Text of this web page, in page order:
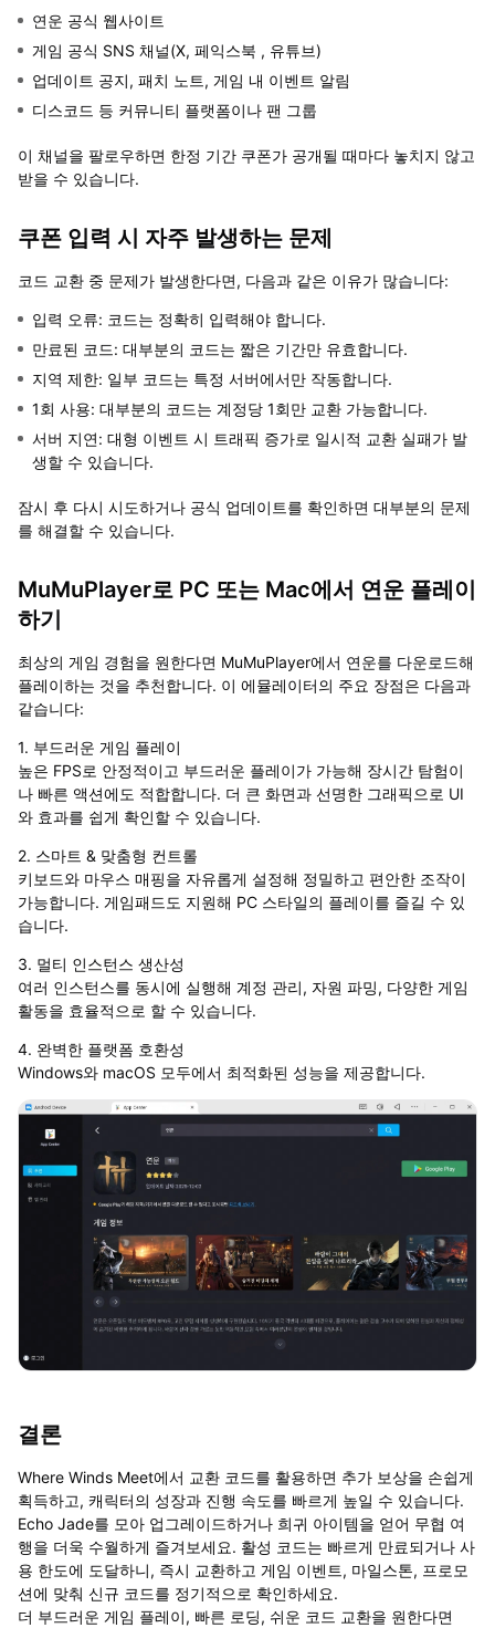
연운 공식 웹사이트
게임 공식 SNS 채널(X, 페익스북 , 유튜브)
업데이트 공지, 패치 노트, 게임 내 이벤트 알림
디스코드 등 커뮤니티 플랫폼이나 팬 그룹
이 채널을 팔로우하면 한정 기간 쿠폰가 공개될 때마다 놓치지 않고
받을 수 있습니다.
쿠폰 입력 시 자주 발생하는 문제
코드 교환 중 문제가 발생한다면, 다음과 같은 이유가 많습니다:
입력 오류: 코드는 정확히 입력해야 합니다.
만료된 코드: 대부분의 코드는 짧은 기간만 유효합니다.
지역 제한: 일부 코드는 특정 서버에서만 작동합니다.
1회 사용: 대부분의 코드는 계정당 1회만 교환 가능합니다.
서버 지연: 대형 이벤트 시 트래픽 증가로 일시적 교환 실패가 발
생할 수 있습니다.
잠시 후 다시 시도하거나 공식 업데이트를 확인하면 대부분의 문제
를 해결할 수 있습니다.
MuMuPlayer로 PC 또는 Mac에서 연운 플레이
하기
최상의 게임 경험을 원한다면 MuMuPlayer에서 연운를 다운로드해
플레이하는 것을 추천합니다. 이 에뮬레이터의 주요 장점은 다음과
같습니다:
1. 부드러운 게임 플레이
높은 FPS로 안정적이고 부드러운 플레이가 가능해 장시간 탐험이
나 빠른 액션에도 적합합니다. 더 큰 화면과 선명한 그래픽으로 UI
와 효과를 쉽게 확인할 수 있습니다.
2. 스마트 & 맞춤형 컨트롤
키보드와 마우스 매핑을 자유롭게 설정해 정밀하고 편안한 조작이
가능합니다. 게임패드도 지원해 PC 스타일의 플레이를 즐길 수 있
습니다.
3. 멀티 인스턴스 생산성
여러 인스턴스를 동시에 실행해 계정 관리, 자원 파밍, 다양한 게임
활동을 효율적으로 할 수 있습니다.
4. 완벽한 플랫폼 호환성
Windows와 macOS 모두에서 최적화된 성능을 제공합니다.
결론
Where Winds Meet에서 교환 코드를 활용하면 추가 보상을 손쉽게
획득하고, 캐릭터의 성장과 진행 속도를 빠르게 높일 수 있습니다.
Echo Jade를 모아 업그레이드하거나 희귀 아이템을 얻어 무협 여
행을 더욱 수월하게 즐겨보세요. 활성 코드는 빠르게 만료되거나 사
용 한도에 도달하니, 즉시 교환하고 게임 이벤트, 마일스톤, 프로모
션에 맞춰 신규 코드를 정기적으로 확인하세요.
더 부드러운 게임 플레이, 빠른 로딩, 쉬운 코드 교환을 원한다면